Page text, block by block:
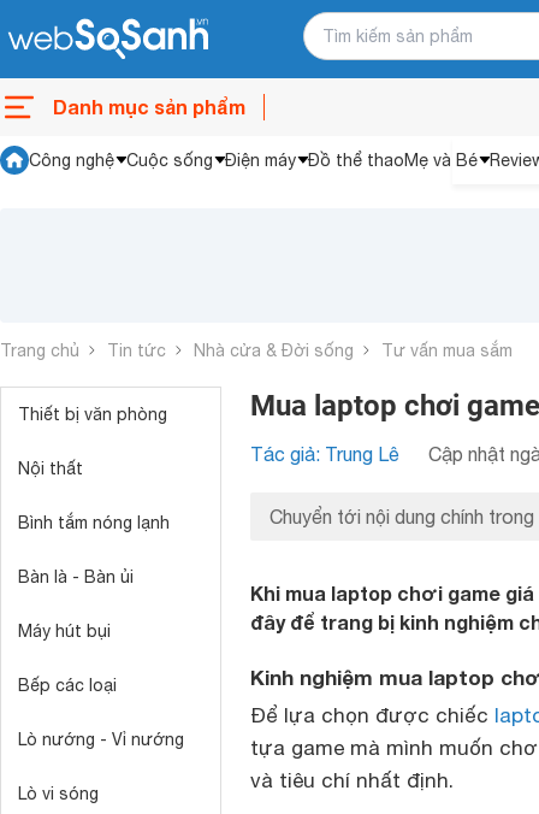
Danh mục sản phẩm
Công nghệ Cuộc sống Điện máy Đồ thể thaoMẹ và Bé
Trang chủ Tin tức Nhà cửa & Đời sống Tư vấn mua sắm
Thiết bị văn phòng
Nội thất
Bình tắm nóng lạnh
Bàn là - Bàn ủi
Máy hút bụi
Bếp các loại
Lò nướng - Vỉ nướng
Lò vi sóng
Mua laptop chơi
Tác giả: Trung Lê Cập nhật
Chuyển tới nội dung chính trong
Khi mua laptop chơi game
đây để trang bị kinh nghiệm
Kinh nghiệm mua laptop
Để lựa chọn được chiếc
tựa game mà mình muốn
và tiêu chí nhất định.